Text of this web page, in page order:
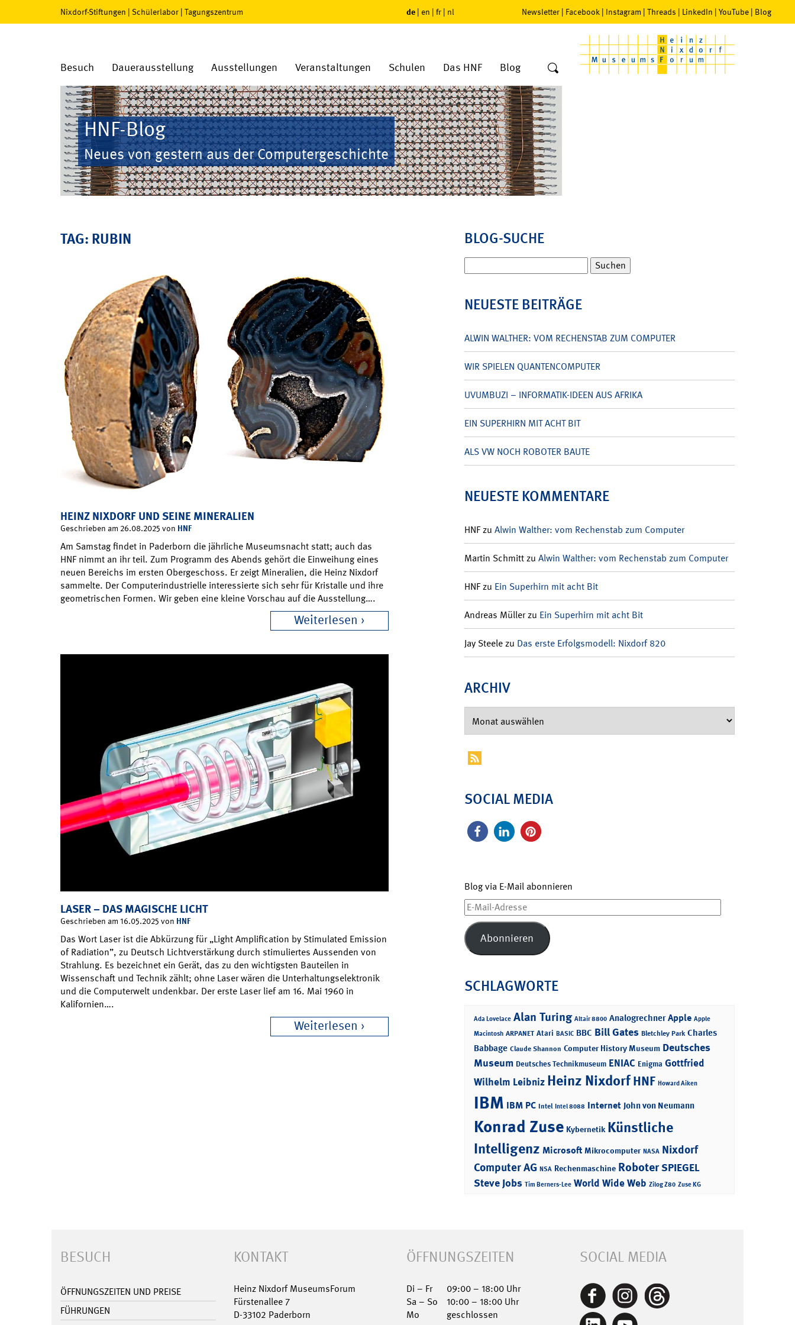
Nixdorf-Stiftungen | Schülerlabor | Tagungszentrum de | en | fr | nl Newsletter | Facebook | Instagram | Threads | LinkedIn | YouTube | Blog
Besuch Dauerausstellung Ausstellungen Veranstaltungen Schulen Das HNF Blog
HNF-Blog
Neues von gestern aus der Computergeschichte
TAG: RUBIN
HEINZ NIXDORF UND SEINE MINERALIEN
Geschrieben am 26.08.2025 von HNF
Am Samstag findet in Paderborn die jährliche Museumsnacht statt; auch das
HNF nimmt an ihr teil. Zum Programm des Abends gehört die Einweihung eines
neuen Bereichs im ersten Obergeschoss. Er zeigt Mineralien, die Heinz Nixdorf
sammelte. Der Computerindustrielle interessierte sich sehr für Kristalle und ihre
geometrischen Formen. Wir geben eine kleine Vorschau auf die Ausstellung….
Weiterlesen
LASER – DAS MAGISCHE LICHT
Geschrieben am 16.05.2025 von HNF
Das Wort Laser ist die Abkürzung für „Light Amplification by Stimulated Emission
of Radiation”, zu Deutsch Lichtverstärkung durch stimuliertes Aussenden von
Strahlung. Es bezeichnet ein Gerät, das zu den wichtigsten Bauteilen in
Wissenschaft und Technik zählt; ohne Laser wären die Unterhaltungselektronik
und die Computerwelt undenkbar. Der erste Laser lief am 16. Mai 1960 in
Kalifornien….
Weiterlesen
BLOG-SUCHE
nach:
NEUESTE BEITRÄGE
ALWIN WALTHER: VOM RECHENSTAB ZUM COMPUTER
WIR SPIELEN QUANTENCOMPUTER
UVUMBUZI – INFORMATIK-IDEEN AUS AFRIKA
EIN SUPERHIRN MIT ACHT BIT
ALS VW NOCH ROBOTER BAUTE
NEUESTE KOMMENTARE
HNFzu Alwin Walther: vom Rechenstab zum Computer
Martin Schmittzu Alwin Walther: vom Rechenstab zum Computer
HNFzu Ein Superhirn mit acht Bit
Andreas Müllerzu Ein Superhirn mit acht Bit
Jay Steelezu Das erste Erfolgsmodell: Nixdorf 820
ARCHIV
SOCIAL MEDIA
Blog via E-Mail abonnieren
E-
Mail-
Adresse
Abonnieren
SCHLAGWORTE
Ada Lovelace Alan Turing Altair 8800 Analogrechner Apple Apple
Macintosh ARPANET Atari BASIC BBC Bill Gates Bletchley Park Charles
Babbage Claude Shannon Computer History Museum Deutsches
Museum Deutsches Technikmuseum ENIAC Enigma Gottfried
Wilhelm Leibniz Heinz NixdorfHNF Howard Aiken
IBM IBM PC Intel Intel 8088 Internet John von Neumann
Konrad Zuse Kybernetik Künstliche
Intelligenz Microsoft Mikrocomputer NASA Nixdorf
Computer AG NSA Rechenmaschine RoboterSPIEGEL
Steve Jobs Tim Berners-Lee World Wide Web Zilog Z80 Zuse KG
BESUCH
ÖFFNUNGSZEITEN UND PREISE
FÜHRUNGEN
KONTAKT
Heinz Nixdorf MuseumsForum
Fürstenallee 7
D-33102 Paderborn
ÖFFNUNGSZEITEN
Di – Fr
09:00 – 18:00 Uhr
Sa – So
10:00 – 18:00 Uhr
Mo
geschlossen
SOCIAL MEDIA